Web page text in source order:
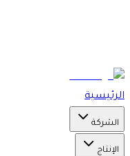
الرئيسية
الشركة
الإنتاج